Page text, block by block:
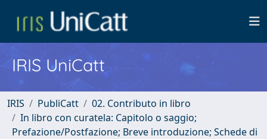
IRIS UniCatt
IRIS PubliCatt
02. Contributo in libro
In libro con curatela: Capitolo o saggio;
Prefazione/Postfazione; Breve introduzione; Schede di